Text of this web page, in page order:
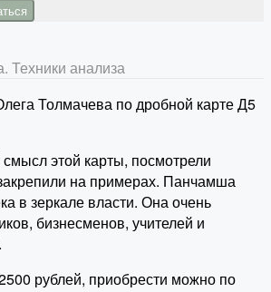
Техники анализа
Толмачева по дробной карте Д5
этой карты, посмотрели
на примерах. Панчамша
в зеркале власти. Она очень
бизнесменов, учителей и
рублей, приобрести можно по